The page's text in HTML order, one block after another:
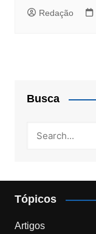
Redação
Busca
Tópicos
Artigos